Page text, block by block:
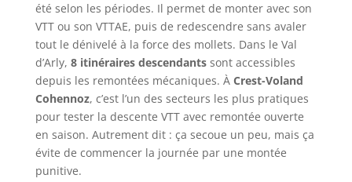
été selon les périodes. Il permet de monter avec son
VTT ou son VTTAE, puis de redescendre sans avaler
tout le dénivelé à la force des mollets. Dans le Val
d’Arly, 8 itinéraires descendantssont accessibles
depuis les remontées mécaniques. À Crest-Voland
Cohennoz, c’est l’un des secteurs les plus pratiques
pour tester la descente VTT avec remontée ouverte
en saison. Autrement dit : ça secoue un peu, mais ça
évite de commencer la journée par une montée
punitive.